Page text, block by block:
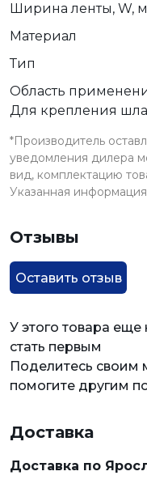
Ширина ленты, W,
Материал
Тип
Область
Для крепления
*Производитель
уведомления дилера
вид, комплектацию
Указанная
Отзывы
Оставить отзыв
У этого товара
стать первым
Поделитесь своим
помогите другим
Доставка
Доставка по